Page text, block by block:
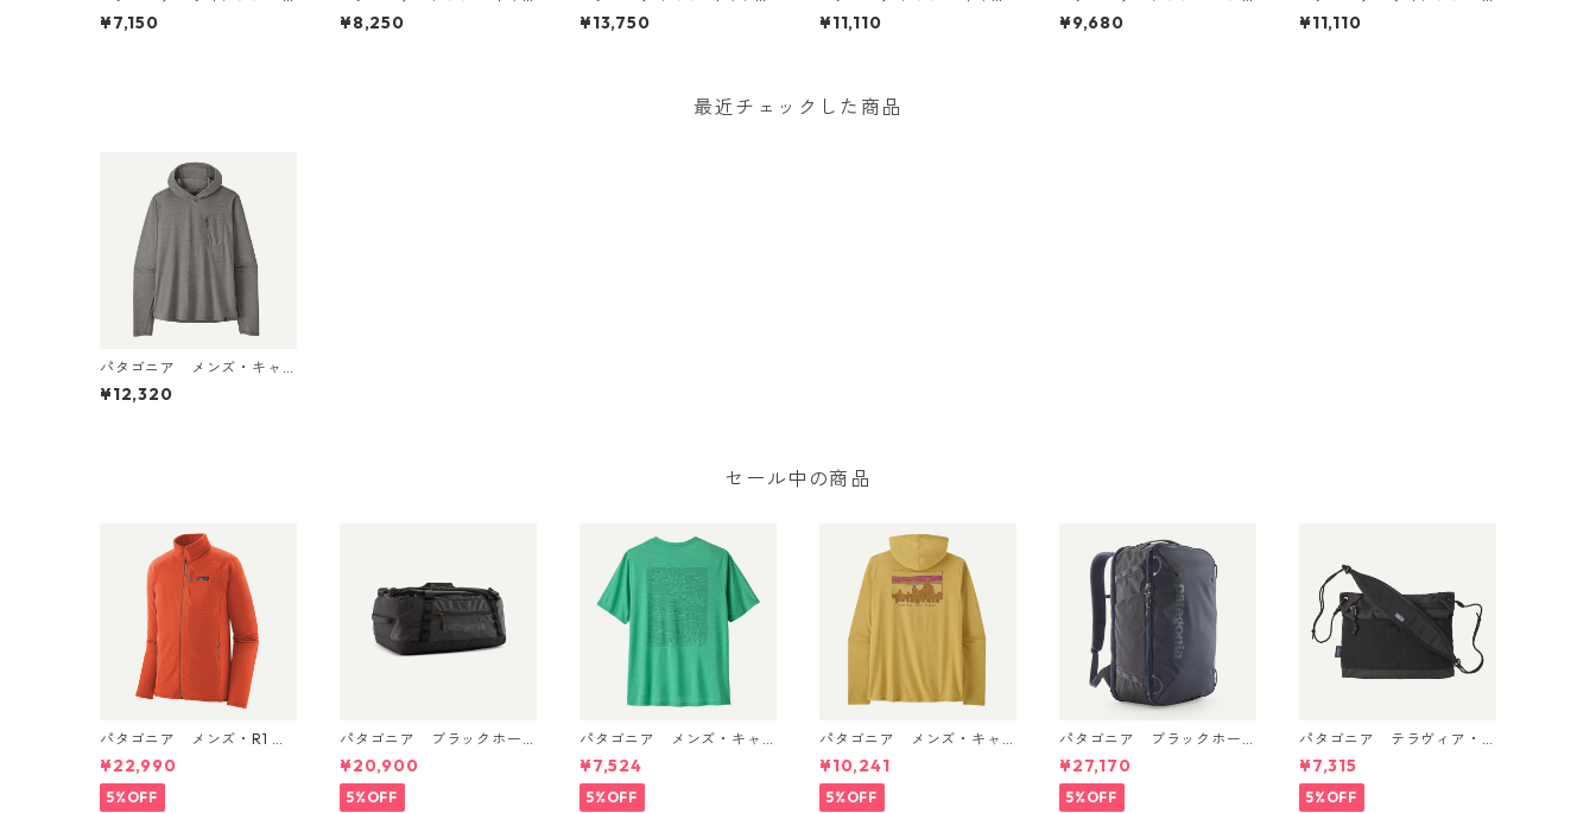
キャプリーン・クール・ウ
ルトラ・タンク Pumice - D
¥7,150
プリーン・クール・デイリ
ー・シャツ（ハット・トリ
¥8,250
ーン クール サン フーディ
クラウド クラッグ クレスト
¥13,750
リーン・クール・デイリ
ー・フーディ（グレート・
¥11,110
グスリーブ・キャプリー
ン・クール・デイリー・シ
¥9,680
キャプリーン・クール・デ
イリー・フーディ（ハッ
¥11,110
最近チェックした商品
パタゴニア メンズ・キャ
プリーン・クール・サン・
フーディ (カラー Forge G
¥12,320
セール中の商品
パタゴニア メンズ・R1 ジ
ャケット (カラー Coal Or
ange) Patagonia Men's R1
® Fleece Jacket 日本正規
¥22,990
5%OFF
パタゴニア ブラックホー
ル・ダッフル 40L Black w/
Black 49339 日本正規品
¥20,900
5%OFF
パタゴニア メンズ・キャ
プリーン・クール・デイリ
ー・シャツ（ストラタスパ
イア） (カラー Feather G
¥7,524
5%OFF
パタゴニア メンズ・キャ
プリーン・クール・デイリ
ー・フーディ（'73 スカイラ
イン）(カラー Limestone Y
¥10,241
5%OFF
パタゴニア ブラックホー
ル・ミニ・MLC 30L (カラ
ー Smolder Blue w/Forge
Grey) Patagonia Black Hol
¥27,170
5%OFF
パタゴニア テラヴィア・
サコッシュ 3L (カラー Bla
ck) Patagonia Terravia Sa
coche Bag 3L 日本正規品
¥7,315
5%OFF